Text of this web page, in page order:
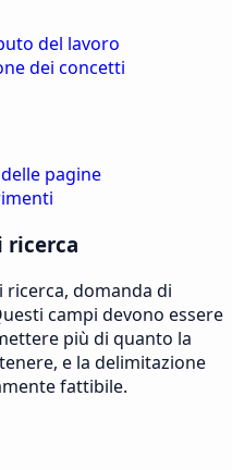
del lavoro
dei concetti
pagine
ricerca
domanda di
campi devono essere
più di quanto la
e la delimitazione
fattibile.